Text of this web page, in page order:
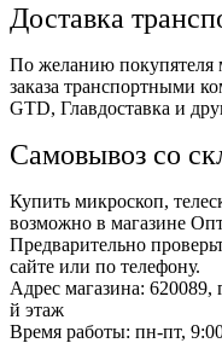
Доставка
По желанию покупятеля
заказа транспортными
GTD, Главдоставка и
Самовывоз со
Купить микроскоп,
возможно в магазине
Предварительно
сайте или по телефону.
Адрес магазина: 620089,
й этаж
Время работы: пн-пт,